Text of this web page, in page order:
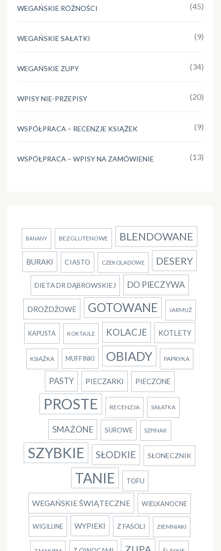
WEGAŃSKIE RÓŻNOŚCI (45)
WEGAŃSKIE SAŁATKI (9)
WEGAŃSKIE ZUPY (34)
WPISY NIE-PRZEPISY (20)
WSPÓŁPRACA – RECENZJE KSIĄŻEK (9)
WSPÓŁPRACA – WPISY NA ZAMÓWIENIE (13)
BANANY BEZGLUTENOWE BLENDOWANE
BURAKI CIASTO CZEKOLADOWE DESERY
DIETA DR DĄBROWSKIEJ DO PIECZYWA
DROŻDŻOWE GOTOWANE JARMUŻ
KAPUSTA KOKTAJLE KOLACJE KOTLETY
KSIĄŻKA MUFFINKI OBIADY PAPRYKA
PASTY PIECZARKI PIECZONE
PROSTE RECENZJA SAŁATKA
SMAŻONE SUROWE SZPINAK
SZYBKIE SŁODKIE SŁONECZNIK
TANIE TOFU
WEGAŃSKIE ŚWIĄTECZNE WIELKANOCNE
WIGILIJNE WYPIEKI Z FASOLI ZIEMNIAKI